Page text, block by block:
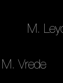
M.
M. Vrede